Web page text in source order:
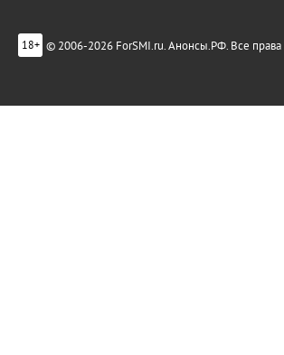
18+ © 2006-2026 ForSMI.ru. Анонсы.РФ. Все